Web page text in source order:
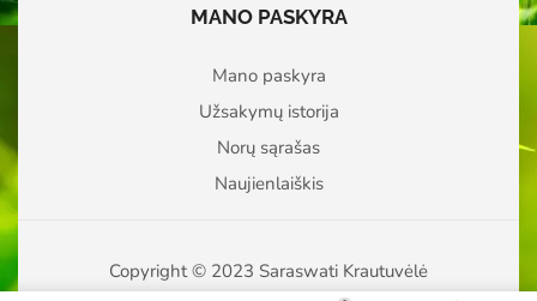
MANO PASKYRA
Mano paskyra
Užsakymų istorija
Norų sąrašas
Naujienlaiškis
Copyright © 2023 Saraswati Krautuvėlė